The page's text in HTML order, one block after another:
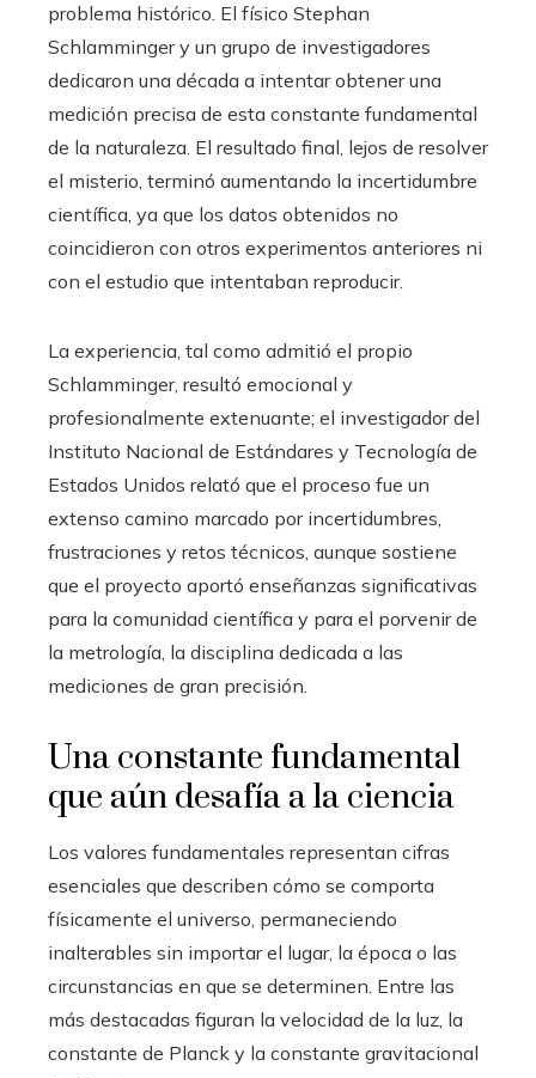
problema histórico. El físico Stephan
Schlamminger y un grupo de investigadores
dedicaron una década a intentar obtener una
medición precisa de esta constante fundamental
de la naturaleza. El resultado final, lejos de resolver
el misterio, terminó aumentando la incertidumbre
científica, ya que los datos obtenidos no
coincidieron con otros experimentos anteriores ni
con el estudio que intentaban reproducir.
La experiencia, tal como admitió el propio
Schlamminger, resultó emocional y
profesionalmente extenuante; el investigador del
Instituto Nacional de Estándares y Tecnología de
Estados Unidos relató que el proceso fue un
extenso camino marcado por incertidumbres,
frustraciones y retos técnicos, aunque sostiene
que el proyecto aportó enseñanzas significativas
para la comunidad científica y para el porvenir de
la metrología, la disciplina dedicada a las
mediciones de gran precisión.
Una constante fundamental
que aún desafía a la ciencia
Los valores fundamentales representan cifras
esenciales que describen cómo se comporta
físicamente el universo, permaneciendo
inalterables sin importar el lugar, la época o las
circunstancias en que se determinen. Entre las
más destacadas figuran la velocidad de la luz, la
constante de Planck y la constante gravitacional